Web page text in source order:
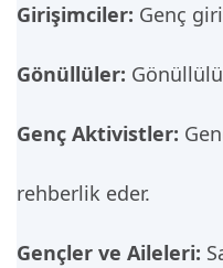
Girişimciler: Genç
Gönüllüler:
Genç Aktivistler:
rehberlik eder.
Gençler ve Aileleri: